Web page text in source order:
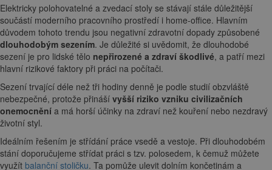
Elektricky polohovatelné a zvedací stoly se stávají stále důležitější
součástí moderního pracovního prostředí i home-office. Hlavním
důvodem tohoto trendu jsou negativní zdravotní dopady způsobené
dlouhodobým sezením. Je důležité si uvědomit, že dlouhodobé
sezení je pro lidské tělo nepřirozené a zdraví škodlivé, a patří mezi
hlavní rizikové faktory při práci na počítači.
Sezení trvající déle než tři hodiny denně je podle studií obzvláště
nebezpečné, protože přináší vyšší riziko vzniku civilizačních
onemocnění a má horší účinky na zdraví než kouření nebo nezdravý
životní styl.
Ideálním řešením je střídání práce vsedě a vestoje. Při dlouhodobém
stání doporučujeme střídat práci s tzv. polosedem, k čemuž můžete
využít balanční stoličku. Ta pomůže ulevit dolním končetinám a